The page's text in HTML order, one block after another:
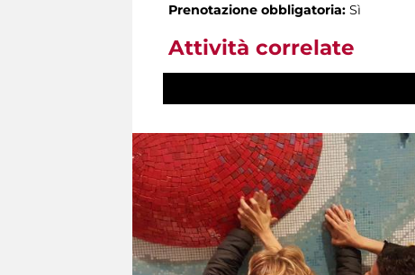
Prenotazione obbligatoria: Sì
Attività correlate